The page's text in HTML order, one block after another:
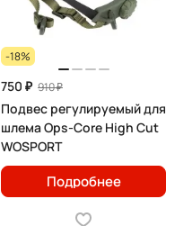
-18%
750 ₽ 910 ₽
Подвес регулируемый для
шлема Ops-Core High Cut
WOSPORT
Подробнее